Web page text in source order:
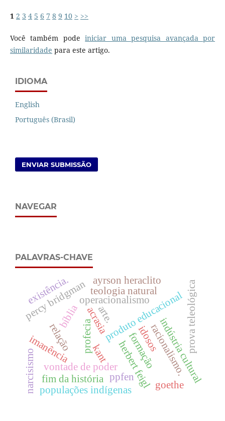
1 2 3 4 5 6 7 8 9 10 > >>
Você também podeiniciar uma pesquisa avançada por
similaridade para este artigo.
IDIOMA
English
Português (Brasil)
ENVIAR SUBMISSÃO
NAVEGAR
PALAVRAS-CHAVE
kant herbert feigl
bíblia
profecia produto educacional
relação
vontade de poder
acrasia
formaçãoindústria cultural
operacionalismo
percy bridgman
fim da história
idosos
arte.
racionalismo.prova teleológica
teologia natural
existência. ayrson heraclito
goethe
populações indígenas
imanência
narcisismo ppfen